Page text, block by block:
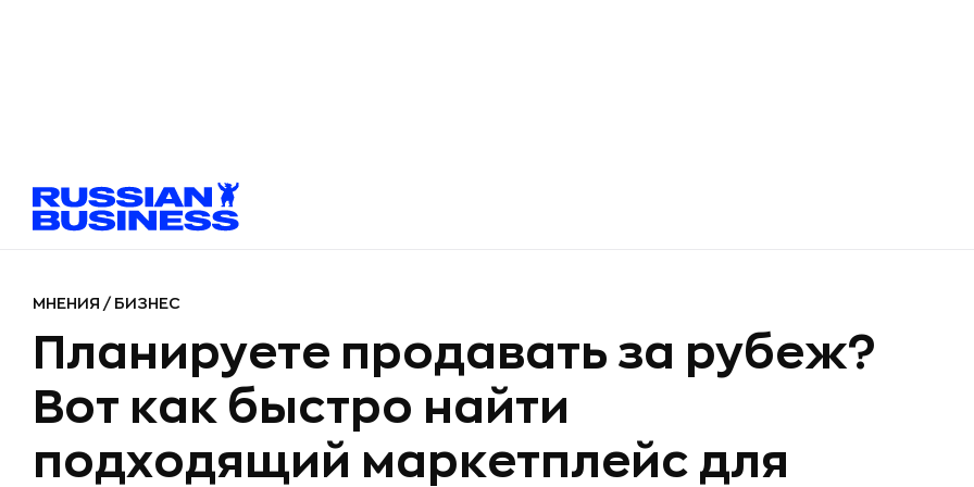
МНЕНИЯ / БИЗНЕС
Планируете продавать за рубеж?
Вот как быстро найти
подходящий маркетплейс для